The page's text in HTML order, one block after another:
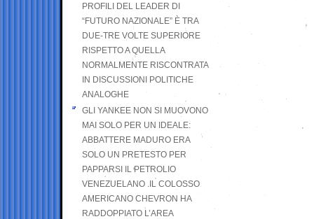
PROFILI DEL LEADER DI
“FUTURO NAZIONALE” È TRA
DUE-TRE VOLTE SUPERIORE
RISPETTO A QUELLA
NORMALMENTE RISCONTRATA
IN DISCUSSIONI POLITICHE
ANALOGHE
GLI YANKEE NON SI MUOVONO
MAI SOLO PER UN IDEALE:
ABBATTERE MADURO ERA
SOLO UN PRETESTO PER
PAPPARSI IL PETROLIO
VENEZUELANO .IL COLOSSO
AMERICANO CHEVRON HA
RADDOPPIATO L’AREA